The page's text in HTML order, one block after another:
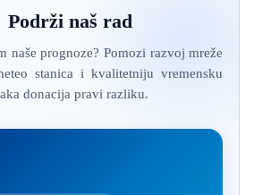
Podrži naš rad
naše prognoze? Pomozi razvoj mreže
stanica i kvalitetniju vremensku
donacija pravi razliku.